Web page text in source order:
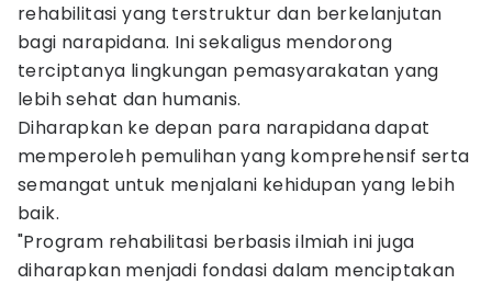
rehabilitasi yang terstruktur dan berkelanjutan
bagi narapidana. Ini sekaligus mendorong
terciptanya lingkungan pemasyarakatan yang
lebih sehat dan humanis.
Diharapkan ke depan para narapidana dapat
memperoleh pemulihan yang komprehensif serta
semangat untuk menjalani kehidupan yang lebih
baik.
"Program rehabilitasi berbasis ilmiah ini juga
diharapkan menjadi fondasi dalam menciptakan